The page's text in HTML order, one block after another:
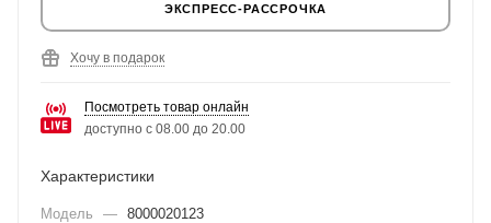
ЭКСПРЕСС-РАССРОЧКА
Хочу в подарок
Посмотреть товар онлайн
доступно с 08.00 до 20.00
Характеристики
Модель — 8000020123